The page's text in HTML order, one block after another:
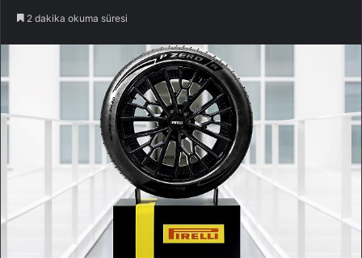
2 dakika okuma süresi